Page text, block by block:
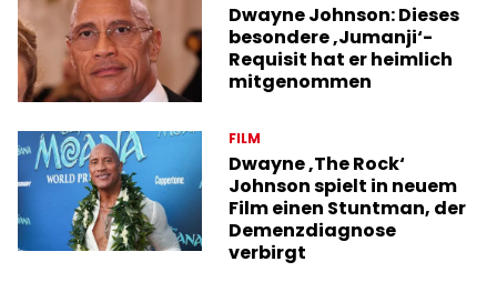
Dwayne Johnson: Dieses
besondere ‚Jumanji‘-
Requisit hat er heimlich
mitgenommen
FILM
Dwayne ‚The Rock‘
Johnson spielt in neuem
Film einen Stuntman, der
Demenzdiagnose
verbirgt